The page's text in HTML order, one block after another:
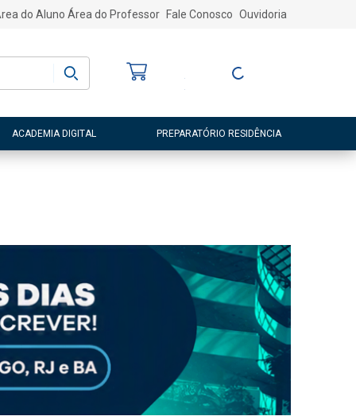
do Aluno Área do Professor Fale Conosco Ouvidoria
Entre ou Cadastre-
ACADEMIA DIGITAL PREPARATÓRIO RESIDÊNCIA